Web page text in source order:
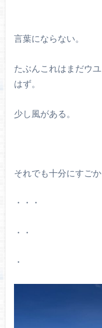
言葉にならない。
たぶんこれはまだウ
はず。
少し風がある。
それでも十分にすごか
・・・
・・
・